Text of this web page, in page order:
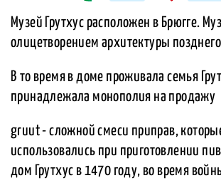
Музей Грутхус расположен в Брюгге.
олицетворением архитектуры
В то время в доме проживала семья
принадлежала монополия на продажу
gruut - сложной смеси приправ,
использовались при приготовлении
дом Грутхус в 1470 году, во время